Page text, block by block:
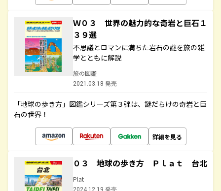
Ｗ０３ 世界の魅力的な奇岩と巨石１
３９選
不思議とロマンに満ちた岩石の謎を旅の雑
学とともに解説
旅の図鑑
2021.03.18 発売
「地球の歩き方」図鑑シリーズ第３弾は、謎だらけの奇岩と巨
石の世界！
詳細を見る
０３ 地球の歩き方 Ｐｌａｔ 台北
Plat
2024.12.19 発売